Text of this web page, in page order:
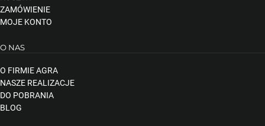
ZAMÓWIENIE
MOJE KONTO
O NAS
O FIRMIE AGRA
NASZE REALIZACJE
DO POBRANIA
BLOG